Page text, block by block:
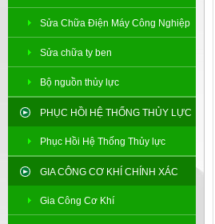
Sửa Chữa Điện Máy Công Nghiệp
Sửa chữa ty ben
Bộ nguồn thủy lực
PHỤC HỒI HỆ THỐNG THỦY LỰC
Phục Hồi Hệ Thống Thủy lực
GIA CÔNG CƠ KHÍ CHÍNH XÁC
Gia Công Cơ Khí